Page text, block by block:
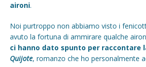
aironi.
Noi purtroppo non abbiamo visto i
avuto la fortuna di ammirare qualche
ci hanno dato spunto per raccontare
Quijote, romanzo che ho personalmente